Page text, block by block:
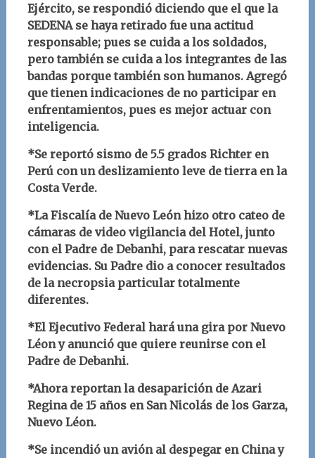
Ejército, se respondió diciendo que el que la
SEDENA se haya retirado fue una actitud
responsable; pues se cuida a los soldados,
pero también se cuida a los integrantes de las
bandas porque también son humanos. Agregó
que tienen indicaciones de no participar en
enfrentamientos, pues es mejor actuar con
inteligencia.
*Se reportó sismo de 5.5 grados Richter en
Perú con un deslizamiento leve de tierra en la
Costa Verde.
*La Fiscalía de Nuevo León hizo otro cateo de
cámaras de video vigilancia del Hotel, junto
con el Padre de Debanhi, para rescatar nuevas
evidencias. Su Padre dio a conocer resultados
de la necropsia particular totalmente
diferentes.
*El Ejecutivo Federal hará una gira por Nuevo
Léon y anunció que quiere reunirse con el
Padre de Debanhi.
*Ahora reportan la desaparición de Azari
Regina de 15 años en San Nicolás de los Garza,
Nuevo Léon.
*Se incendió un avión al despegar en China y